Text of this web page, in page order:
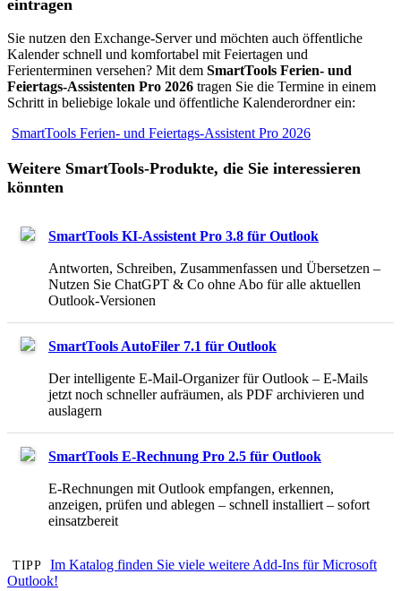
eintragen
Sie nutzen den Exchange-Server und möchten auch öffentliche
Kalender schnell und komfortabel mit Feiertagen und
Ferienterminen versehen? Mit dem SmartTools Ferien- und
Feiertags-Assistenten Pro 2026 tragen Sie die Termine in einem
Schritt in beliebige lokale und öffentliche Kalenderordner ein:
SmartTools Ferien- und Feiertags-Assistent Pro 2026
Weitere SmartTools-Produkte, die Sie interessieren
könnten
SmartTools KI-Assistent Pro 3.8 für Outlook
Antworten, Schreiben, Zusammenfassen und Übersetzen –
Nutzen Sie ChatGPT & Co ohne Abo für alle aktuellen
Outlook-Versionen
SmartTools AutoFiler 7.1 für Outlook
Der intelligente E-Mail-Organizer für Outlook – E-Mails
jetzt noch schneller aufräumen, als PDF archivieren und
auslagern
SmartTools E-Rechnung Pro 2.5 für Outlook
E-Rechnungen mit Outlook empfangen, erkennen,
anzeigen, prüfen und ablegen – schnell installiert – sofort
einsatzbereit
TIPP
Im Katalog finden Sie viele weitere Add-Ins für Microsoft
Outlook!